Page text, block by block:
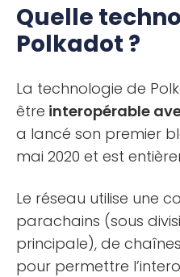
Quelle
Polkadot ?
La technologie de
être interopérable
a lancé son premier
mai 2020 et est
Le réseau utilise une
parachains (sous
principale), de
pour permettre